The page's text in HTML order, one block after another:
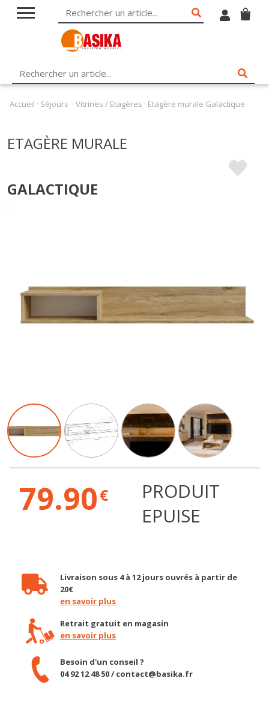
Accueil·Séjours ·Vitrines / Etagères Etagère murale Galactique
79.90€
PRODUIT
EPUISE
en savoir plus
Retrait gratuit en magasin
Besoin d'un conseil ?